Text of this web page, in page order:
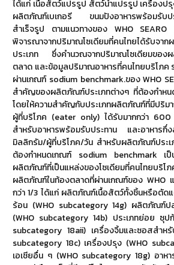
ได้แก่ เนื้อสัตว์แปรรูป สัตว์น้ำแปรรูป เครื่องป
ผลิตภัณฑ์เบเกอรี ขนมปังอาหารพร้อมรับ
สำเร็จรูป ตามแนวทางของ WHO
พิจารณาจากปริมาณโซเดียมที่คนไทยได้รับจา
ประเภท ซึ่งคำนวณจากปริมาณโซเดียมของ
ตลาด และข้อมูลปริมาณอาหารที่คนไทยบริโภ
ผ่านเกณฑ์ sodium benchmark.ของ WHO
สำคัญของผลิตภัณฑ์ประเภทต่างๆ ที่ต้องกำห
โดยให้ความสำคัญกับประเภทผลิตภัณฑ์ที่มีปริมา
ผู้ที่บริโภค (eater only) ได้รับมากกว่า
สำหรับอาหารพร้อมรับประทาน และอาหา
มิลลิกรัม/ผู้ที่บริโภค/วัน สำหรับผลิตภัณฑ์ประ
ต้องกำหนดเกณฑ์ sodium benchmark เป็
ผลิตภัณฑ์ที่เป็นแหล่งของโซเดียมที่คนไทยบริ
ผลิตภัณฑ์ในท้องตลาดที่ผ่านเกณฑ์ของ WHO
กว่า 1/3 ได้แก่ ผลิตภัณฑ์เนื้อสัตว์ทั้งชิ้นหรือตัด
ร้อน (WHO subcategory 14g) ผลิตภัณฑ์ปล
(WHO subcategory 14b) ประเภทย่อย ซุป
subcategory 18aii) เครื่องจิ้มและซอสสำห
subcategory 18c) เครื่องปรุง (WHO
เอเชียอื่น ๆ (WHO subcategory 18g) อาห